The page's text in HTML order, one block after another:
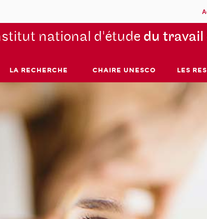
national d'étude du travail
LA RECHERCHE CHAIRE UNESCO LES
: travail et
professionnelle